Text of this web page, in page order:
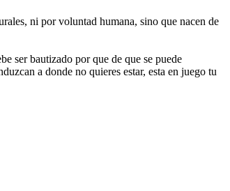
ni por voluntad humana, sino que nacen de
ser bautizado por que de que se puede
a donde no quieres estar, esta en juego tu